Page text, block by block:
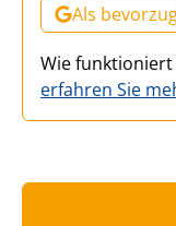
Als
Wie funktioniert
erfahren Sie